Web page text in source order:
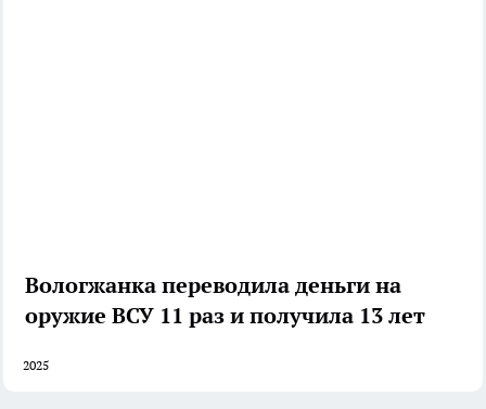
Вологжанка переводила деньги на
оружие ВСУ 11 раз и получила 13 лет
2025